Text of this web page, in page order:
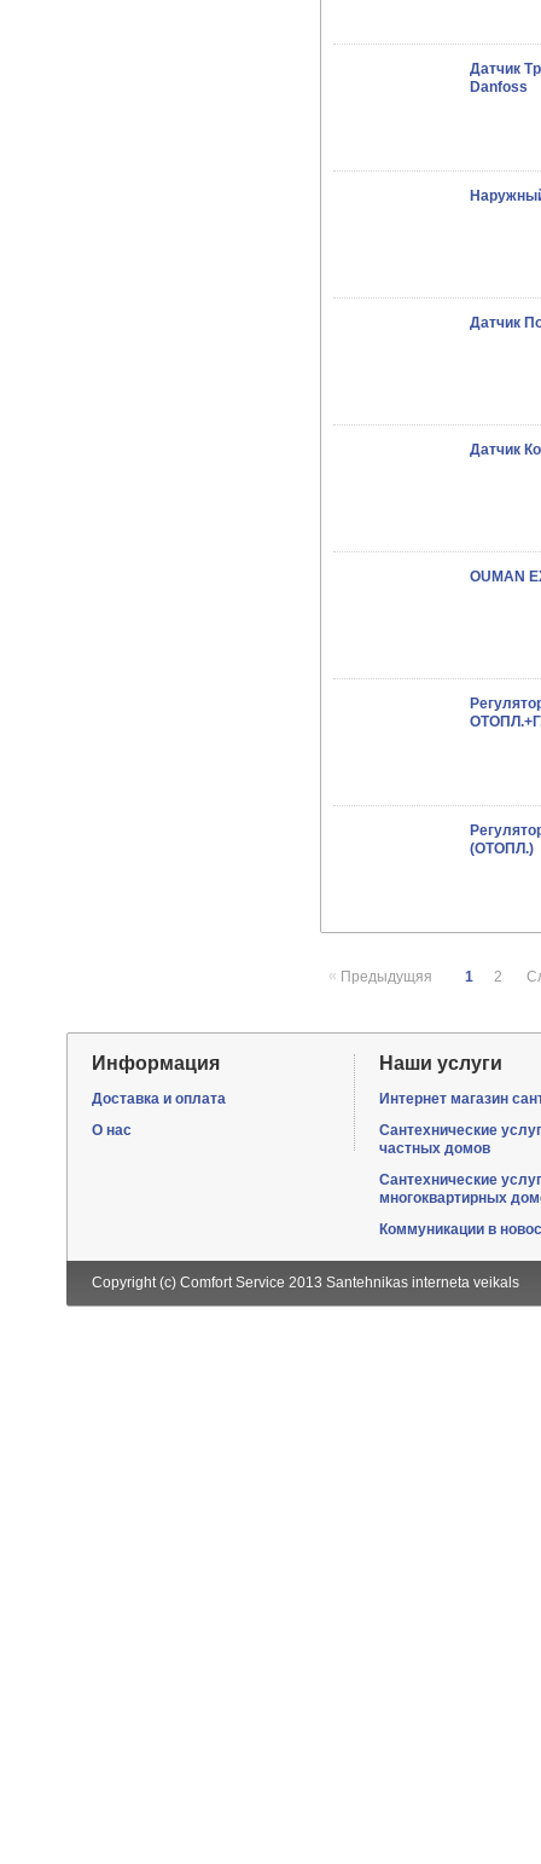
Датчик
Danfoss
Датчик
Датчик
OUMAN
(ОТОПЛ.)
« Предыдущяя 1 2
Информация
Доставка и оплата
О нас
Наши услуги
Интернет магазин
Сантехнические
частных домов
Сантехнические
многоквартирных
Коммуникации в
Copyright (c) Comfort Service 2013 Santehnikas interneta veikals